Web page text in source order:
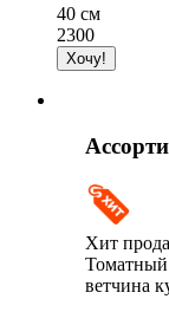
40 см
2300
Ассорти
Хит
Томатный
ветчина